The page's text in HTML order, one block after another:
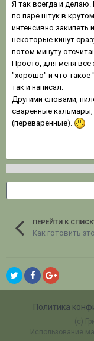
Я так всегда и
по паре штук в
интенсивно
некоторые кинут
потом минуту
Просто, для меня всё
"хорошо" и что такое
так и написал.
Другими словами,
сваренные кальмары,
(переваренные).
ПЕРЕЙТИ К
Как готовить
Политика
(c)
Использование